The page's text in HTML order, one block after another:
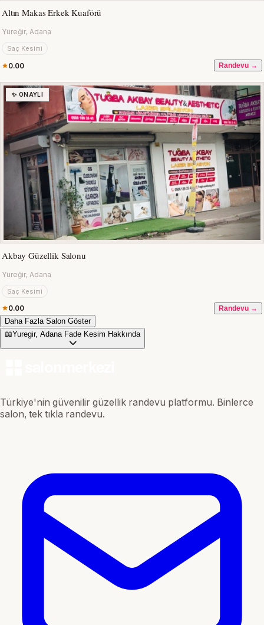
Altın Makas Erkek Kuaförü
Yüreğir, Adana
Saç Kesimi
0.00 Randevu →
✨ ONAYLI
Akbay Güzellik Salonu
Yüreğir, Adana
Saç Kesimi
0.00 Randevu →
Daha Fazla Salon Göster
📖Yuregir, Adana Fade Kesim Hakkında
Türkiye'nin güvenilir güzellik randevu platformu. Binlerce
salon, tek tıkla randevu.